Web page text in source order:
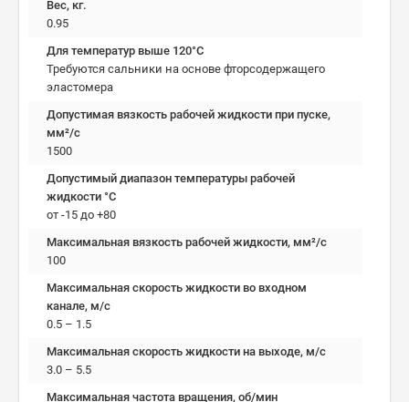
Вес, кг.
0.95
Для температур выше 120°C
Требуются сальники на основе фторсодержащего
эластомера
Допустимая вязкость рабочей жидкости при пуске,
мм²/c
1500
Допустимый диапазон температуры рабочей
жидкости °C
от -15 до +80
Максимальная вязкость рабочей жидкости, мм²/c
100
Максимальная скорость жидкости во входном
канале, м/с
0.5 – 1.5
Максимальная скорость жидкости на выходе, м/с
3.0 – 5.5
Максимальная частота вращения, об/мин